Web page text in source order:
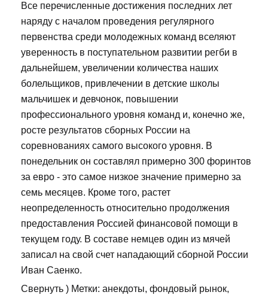
Все перечисленные достижения последних лет
наряду с началом проведения регулярного
первенства среди молодежных команд вселяют
уверенность в поступательном развитии регби в
дальнейшем, увеличении количества наших
болельщиков, привлечении в детские школы
мальчишек и девчонок, повышении
профессионального уровня команд и, конечно же,
росте результатов сборных России на
соревнованиях самого высокого уровня. В
понедельник он составлял примерно 300 форинтов
за евро - это самое низкое значение примерно за
семь месяцев. Кроме того, растет
неопределенность относительно продолжения
предоставления Россией финансовой помощи в
текущем году. В составе немцев один из мячей
записал на свой счет нападающий сборной России
Иван Саенко.
Свернуть ) Метки: анекдоты, фондовый рынок,